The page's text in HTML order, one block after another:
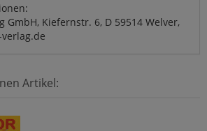
GmbH, Kiefernstr. 6, D 59514 Welver,
Artikel: